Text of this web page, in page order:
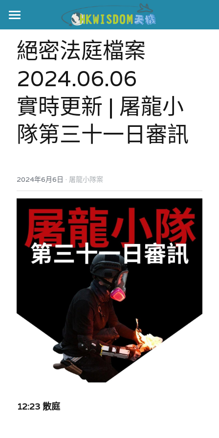
主頁
世界盃
伊美戰爭
黎智英案
正本清源•黎智英案
美西媒體謊言實錄
宏福火災
宏福火災正視聽
記錄．宏福苑火災
國際
娛樂
反華推手你要知
反華推手懶人包
民主派騙案十式
反華推手起底
美西霸凌內幕
美西極權主義
KOL 專欄
屈穎妍專欄
朱庭萱專欄
莫綺琪專欄
黃萬成專欄
醫院口岸爆炸案
屠龍小隊案
黎智英案審訊
35+顛覆案
吃喝玩指南
休閒好介紹
花生仔漫畫週記
關於我們
人才招聘
商戶合作
繁體中文
絕密法庭檔案
2024.06.06
實時更新 | 屠龍小
隊第三十一日審訊
2024年6月6日 · 屠龍小隊案
12:23 散庭